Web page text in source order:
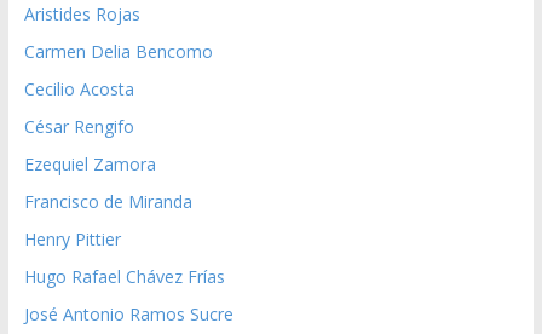
Aristides Rojas
Carmen Delia Bencomo
Cecilio Acosta
César Rengifo
Ezequiel Zamora
Francisco de Miranda
Henry Pittier
Hugo Rafael Chávez Frías
José Antonio Ramos Sucre